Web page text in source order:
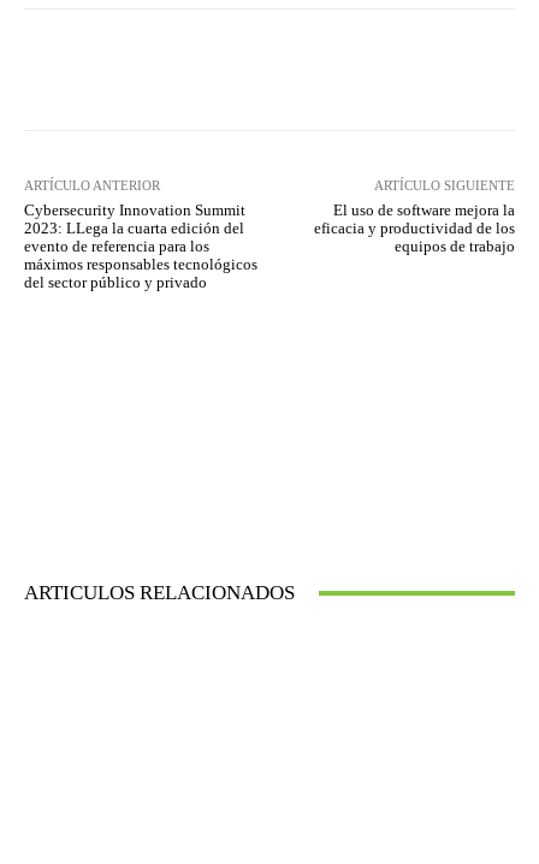
ARTÍCULO ANTERIOR
Cybersecurity Innovation Summit
2023: LLega la cuarta edición del
evento de referencia para los
máximos responsables tecnológicos
del sector público y privado
ARTÍCULO SIGUIENTE
El uso de software mejora la
eficacia y productividad de los
equipos de trabajo
ARTICULOS RELACIONADOS